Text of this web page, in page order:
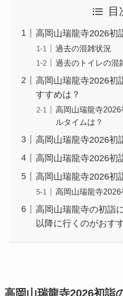
目
高岡山瑞龍寺2026初
過去の混雑状況
過去のトイレの混
高岡山瑞龍寺2026初
すすめは？
高岡山瑞龍寺
ルタイムは？
高岡山瑞龍寺2026初
高岡山瑞龍寺2026初
高岡山瑞龍寺2026初
高岡山瑞龍寺2026
高岡山瑞龍寺の初詣
以降に行くのがおす
高岡山瑞龍寺2026初詣